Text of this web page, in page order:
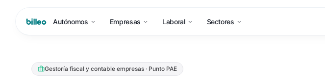
Autónomos Empresas Laboral Sectores
Gestoría fiscal y contable empresas · Punto PAE